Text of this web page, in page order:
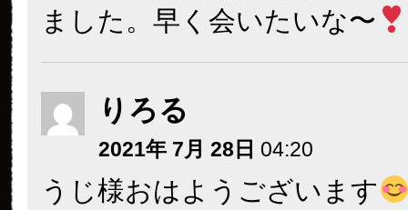
ました。早く会いたいな〜
りろる
2021年 7月 28日 04:20
うじ様おはようございます